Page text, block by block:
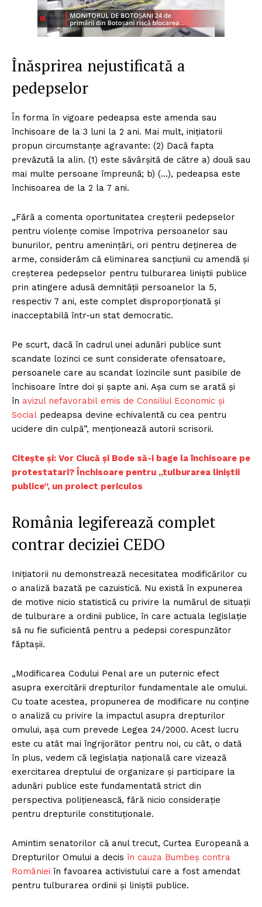
Înăsprirea nejustificată a
pedepselor
În forma în vigoare pedeapsa este amenda sau
închisoare de la 3 luni la 2 ani. Mai mult, inițiatorii
propun circumstanțe agravante: (2) Dacă fapta
prevăzută la alin. (1) este săvârşită de către a) două sau
mai multe persoane împreună; b) (…), pedeapsa este
închisoarea de la 2 la 7 ani.
„Fără a comenta oportunitatea creșterii pedepselor
pentru violenţe comise împotriva persoanelor sau
bunurilor, pentru amenințări, ori pentru deținerea de
arme, considerăm că eliminarea sancțiunii cu amendă și
creșterea pedepselor pentru tulburarea liniștii publice
prin atingere adusă demnității persoanelor la 5,
respectiv 7 ani, este complet disproporționată și
inacceptabilă într-un stat democratic.
Pe scurt, dacă în cadrul unei adunări publice sunt
scandate lozinci ce sunt considerate ofensatoare,
persoanele care au scandat lozincile sunt pasibile de
închisoare între doi și șapte ani. Așa cum se arată și
în avizul nefavorabil emis de Consiliul Economic și
Social pedeapsa devine echivalentă cu cea pentru
ucidere din culpă”, menționează autorii scrisorii.
Citește și: Vor Ciucă și Bode să-i bage la închisoare pe
protestatari? Închisoare pentru „tulburarea liniștii
publice”, un proiect periculos
România legiferează complet
contrar deciziei CEDO
Inițiatorii nu demonstrează necesitatea modificărilor cu
o analiză bazată pe cazuistică. Nu există în expunerea
de motive nicio statistică cu privire la numărul de situații
de tulburare a ordinii publice, în care actuala legislație
să nu fie suficientă pentru a pedepsi corespunzător
făptașii.
„Modificarea Codului Penal are un puternic efect
asupra exercitării drepturilor fundamentale ale omului.
Cu toate acestea, propunerea de modificare nu conține
o analiză cu privire la impactul asupra drepturilor
omului, așa cum prevede Legea 24/2000. Acest lucru
este cu atât mai îngrijorător pentru noi, cu cât, o dată
în plus, vedem că legislația națională care vizează
exercitarea dreptului de organizare și participare la
adunări publice este fundamentată strict din
perspectiva polițienească, fără nicio considerație
pentru drepturile constituționale.
Amintim senatorilor că anul trecut, Curtea Europeană a
Drepturilor Omului a decis în cauza Bumbeș contra
României în favoarea activistului care a fost amendat
pentru tulburarea ordinii și liniștii publice.